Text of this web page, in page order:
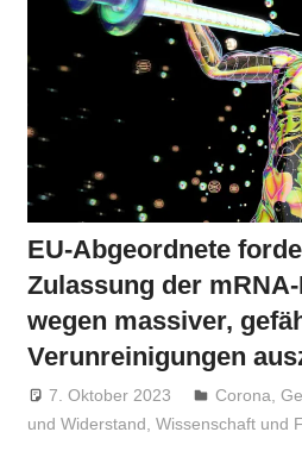
EU-Abgeordnete
Zulassung der
wegen massiver,
Verunreinigungen
7. Oktober 2023 Niki Vogt
Corona,
und Widerstand, Wissenschaft und